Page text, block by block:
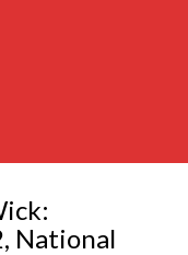
National